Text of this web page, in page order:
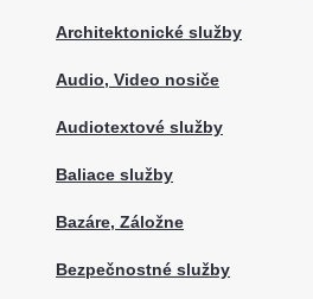
Architektonické služby
Audio, Video nosiče
Audiotextové služby
Baliace služby
Bazáre, Záložne
Bezpečnostné služby